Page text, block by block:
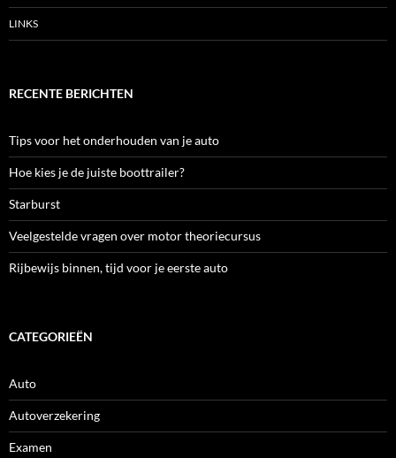
LINKS
RECENTE BERICHTEN
Tips voor het onderhouden van je auto
Hoe kies je de juiste boottrailer?
Starburst
Veelgestelde vragen over motor theoriecursus
Rijbewijs binnen, tijd voor je eerste auto
CATEGORIEËN
Auto
Autoverzekering
Examen